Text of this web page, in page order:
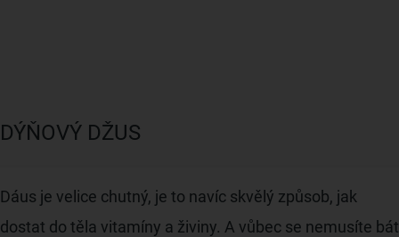
DÝŇOVÝ DŽUS
Dáus je velice chutný, je to navíc skvělý způsob, jak
dostat do těla vitamíny a živiny. A vůbec se nemusíte bát